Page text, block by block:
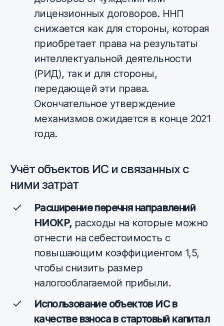
лицензионных договоров. ННП
снижается как для стороны, которая
приобретает права на результаты
интеллектуальной деятельности
(РИД), так и для стороны,
передающей эти права.
Окончательное утверждение
механизмов ожидается в конце 2021
года.
Учёт объектов ИС и связанных с
ними затрат
Расширение перечня направлений
НИОКР, расходы на которые можно
отнести на себестоимость с
повышающим коэффициентом 1,5,
чтобы снизить размер
налогооблагаемой прибыли.
Использование объектов ИС в
качестве взноса в стартовый капитал